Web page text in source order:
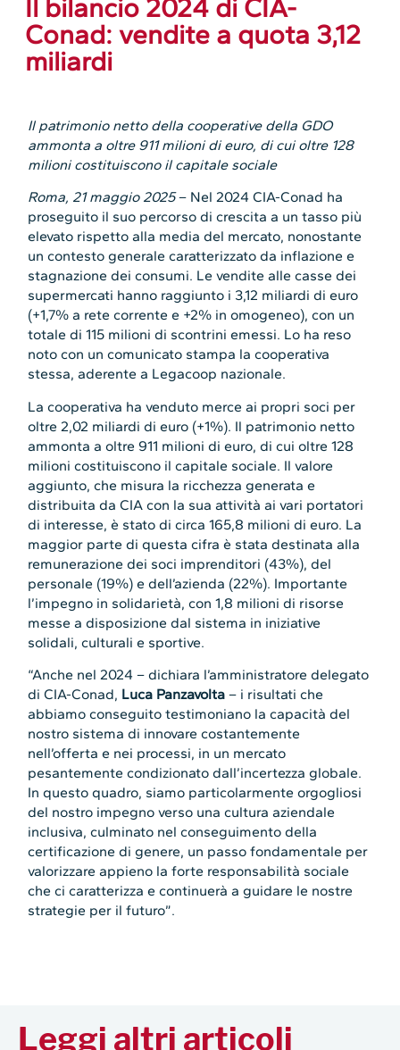
Il bilancio 2024 di CIA-
Conad: vendite a quota 3,12
miliardi
Il patrimonio netto della cooperative della GDO
ammonta a oltre 911 milioni di euro, di cui oltre 128
milioni costituiscono il capitale sociale
Roma, 21 maggio 2025– Nel 2024 CIA-Conad ha
proseguito il suo percorso di crescita a un tasso più
elevato rispetto alla media del mercato, nonostante
un contesto generale caratterizzato da inflazione e
stagnazione dei consumi. Le vendite alle casse dei
supermercati hanno raggiunto i 3,12 miliardi di euro
(+1,7% a rete corrente e +2% in omogeneo), con un
totale di 115 milioni di scontrini emessi. Lo ha reso
noto con un comunicato stampa la cooperativa
stessa, aderente a Legacoop nazionale.
La cooperativa ha venduto merce ai propri soci per
oltre 2,02 miliardi di euro (+1%). Il patrimonio netto
ammonta a oltre 911 milioni di euro, di cui oltre 128
milioni costituiscono il capitale sociale. Il valore
aggiunto, che misura la ricchezza generata e
distribuita da CIA con la sua attività ai vari portatori
di interesse, è stato di circa 165,8 milioni di euro. La
maggior parte di questa cifra è stata destinata alla
remunerazione dei soci imprenditori (43%), del
personale (19%) e dell’azienda (22%). Importante
l’impegno in solidarietà, con 1,8 milioni di risorse
messe a disposizione dal sistema in iniziative
solidali, culturali e sportive.
“Anche nel 2024 – dichiara l’amministratore delegato
di CIA-Conad, Luca Panzavolta – i risultati che
abbiamo conseguito testimoniano la capacità del
nostro sistema di innovare costantemente
nell’offerta e nei processi, in un mercato
pesantemente condizionato dall’incertezza globale.
In questo quadro, siamo particolarmente orgogliosi
del nostro impegno verso una cultura aziendale
inclusiva, culminato nel conseguimento della
certificazione di genere, un passo fondamentale per
valorizzare appieno la forte responsabilità sociale
che ci caratterizza e continuerà a guidare le nostre
strategie per il futuro”.
Leggi altri articoli